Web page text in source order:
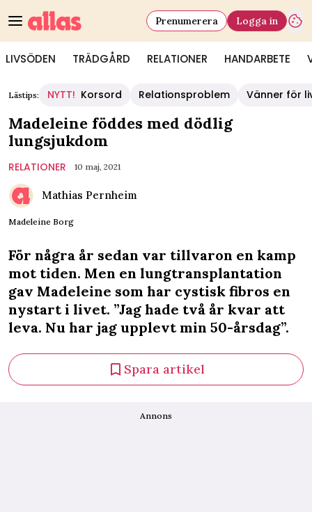
LIVSÖDEN TRÄDGÅRD RELATIONER HANDARBETE
Prenumerera Logga in
Lästips: NYTT! Korsord Relationsproblem Vänner för
Madeleine föddes med dödlig
lungsjukdom
RELATIONER 10 maj, 2021
Mathias Pernheim
Madeleine Borg
För några år sedan var tillvaron en kamp
mot tiden. Men en lungtransplantation
gav Madeleine som har cystisk fibros en
nystart i livet. ”Jag hade två år kvar att
leva. Nu har jag upplevt min 50-årsdag”.
Spara artikel
Annons